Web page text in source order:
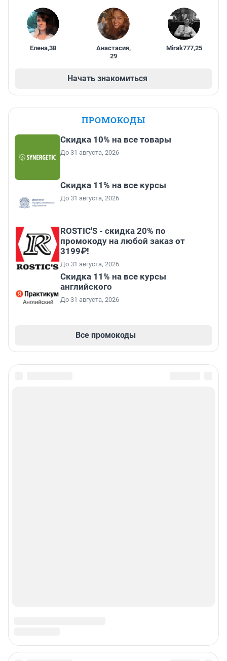
Елена,38 Анастасия,
29
Mirak777,25
Начать знакомиться
ПРОМОКОДЫ
Скидка 10% на все товары
До 31 августа, 2026
Скидка 11% на все курсы
До 31 августа, 2026
ROSTIC'S - скидка 20% по
промокоду на любой заказ от
3199₽!
До 31 августа, 2026
Скидка 11% на все курсы
английского
До 31 августа, 2026
Все промокоды